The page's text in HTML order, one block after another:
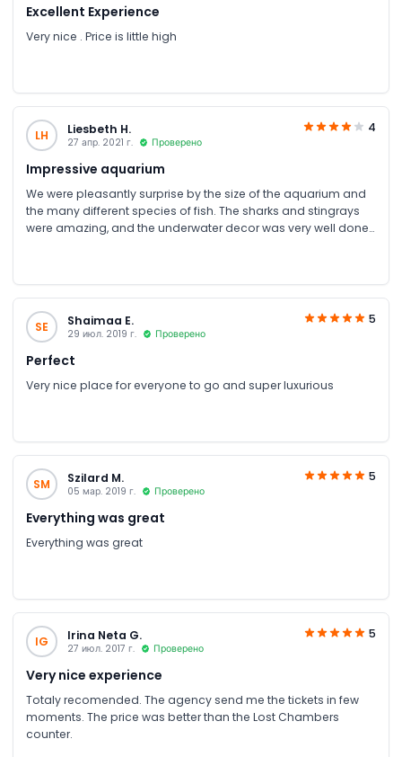
Excellent Experience
Very nice . Price is little high
LH Liesbeth H.
27 апр. 2021 г. Проверено
4
Impressive aquarium
We were pleasantly surprise by the size of the aquarium and
the many different species of fish. The sharks and stingrays
were amazing, and the underwater decor was very well done.
SE Shaimaa E.
29 июл. 2019 г. Проверено
5
Perfect
Very nice place for everyone to go and super luxurious
SM Szilard M.
05 мар. 2019 г. Проверено
5
Everything was great
Everything was great
IG Irina Neta G.
27 июл. 2017 г. Проверено
5
Very nice experience
Totaly recomended. The agency send me the tickets in few
moments. The price was better than the Lost Chambers
counter.